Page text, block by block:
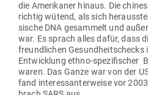
die Ame­ri­kaner hinaus. Die
richtig wütend, als sich
sische DNA gesammelt und
war. Es sprach alles dafür, dass
freund­lichen Gesund­heits­checks
Ent­wicklung ethno-spe­zi­fi­scher
waren. Das Ganze war von der
fand inter­es­san­ter­weise vor